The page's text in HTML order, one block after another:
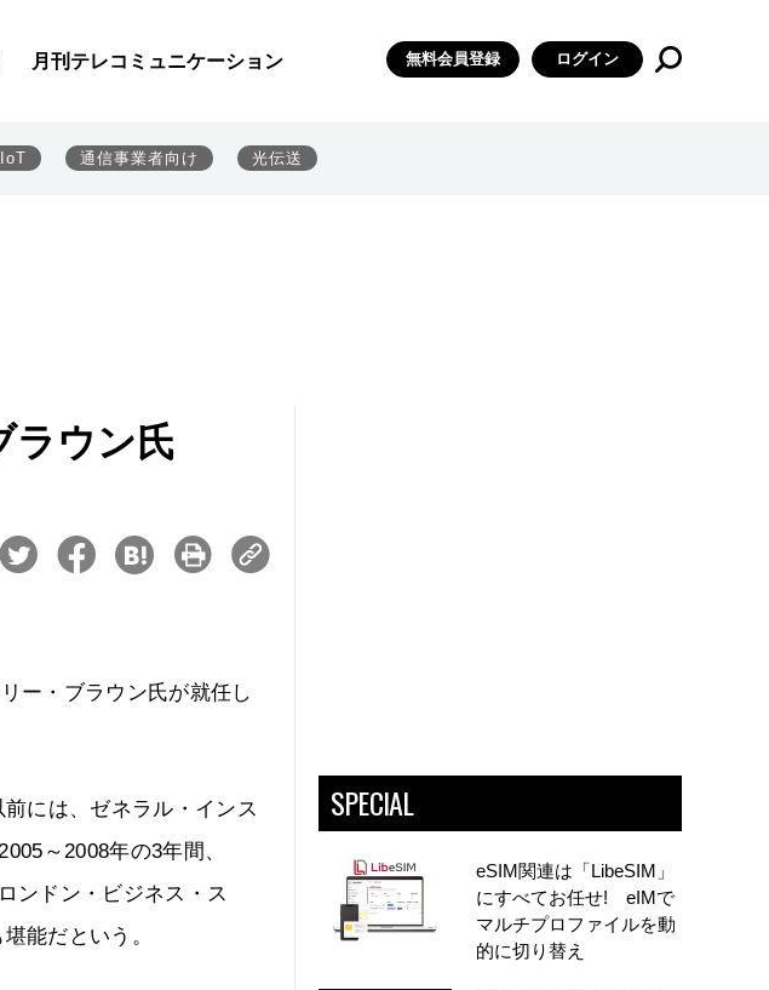
月刊テレコミュニケーション 無料会員登録 ログイン
IoT 通信事業者向け 光伝送
ラウン氏
ー・ブラウン氏が就任し
には、ゼネラル・インス
～2008年の3年間、
ンドン・ビジネス・ス
能だという。
SPECIAL
eSIM関連は「LibeSIM」
にすべてお任せ! eIMで
マルチプロファイルを動
的に切り替え